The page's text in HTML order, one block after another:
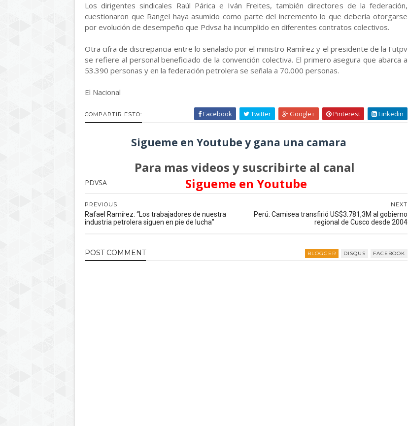
Los dirigentes sindicales Raúl Párica e Iván Freites, también directores de la federación,
cuestionaron que Rangel haya asumido como parte del incremento lo que debería otorgarse
por evolución de desempeño que Pdvsa ha incumplido en diferentes contratos colectivos.
Otra cifra de discrepancia entre lo señalado por el ministro Ramírez y el presidente de la Futpv
se refiere al personal beneficiado de la convención colectiva. El primero asegura que abarca a
53.390 personas y en la federación petrolera se señala a 70.000 personas.
El Nacional
COMPARTIR ESTO: Facebook Twitter Google+ Pinterest Linkedin
Sigueme en Youtube y gana una camara
Para mas videos y suscribirte al canal
Sigueme en Youtube
PDVSA
NEXT
Perú: Camisea transfirió US$3.781,3M al gobierno
regional de Cusco desde 2004
PREVIOUS
Rafael Ramírez: “Los trabajadores de nuestra
industria petrolera siguen en pie de lucha”
POST COMMENT BLOGGER DISQUS FACEBOOK